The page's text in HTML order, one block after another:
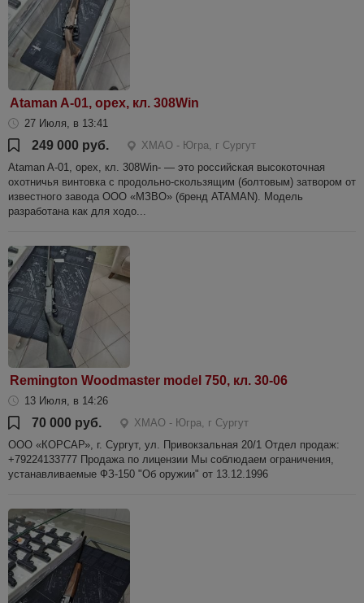
Ataman A-01, орех, кл. 308Win
27 Июля, в 13:41
249 000 руб.
ХМАО - Югра, г Сургут
Ataman A-01, орех, кл. 308Win- — это российская высокоточная
охотничья винтовка с продольно-скользящим (болтовым) затвором от
известного завода ООО «МЗВО» (бренд ATAMAN). Модель
разработана как для ходо...
Remington Woodmaster model 750, кл. 30-06
13 Июля, в 14:26
70 000 руб.
ХМАО - Югра, г Сургут
ООО «КОРСАР», г. Сургут, ул. Привокзальная 20/1 Отдел продаж:
+79224133777 Продажа по лицензии Мы соблюдаем ограничения,
устанавливаемые ФЗ-150 "Об оружии" от 13.12.1996